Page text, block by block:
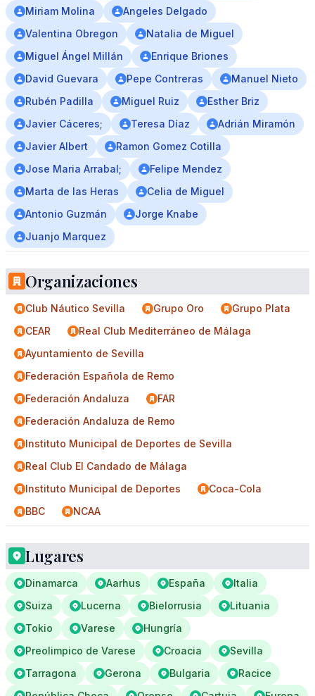
Miriam Molina
Angeles Delgado
Valentina Obregon
Natalia de Miguel
Miguel Ángel Millán
Enrique Briones
David Guevara
Pepe Contreras
Manuel Nieto
Rubén Padilla
Miguel Ruiz
Esther Briz
Javier Cáceres;
Teresa Díaz
Adrián Miramón
Javier Albert
Ramon Gomez Cotilla
Jose Maria Arrabal;
Felipe Mendez
Marta de las Heras
Celia de Miguel
Antonio Guzmán
Jorge Knabe
Juanjo Marquez
Organizaciones
Club Náutico Sevilla Grupo Oro
Grupo Plata
CEAR
Real Club Mediterráneo de Málaga
Ayuntamiento de Sevilla
Federación Española de Remo
Federación Andaluza
FAR
Federación Andaluza de Remo
Instituto Municipal de Deportes de Sevilla
Real Club El Candado de Málaga
Instituto Municipal de Deportes
Coca-Cola
BBC
NCAA
Lugares
Dinamarca Aarhus España
Italia
Suiza
Lucerna Bielorrusia
Lituania
Tokio
Varese
Hungría
Preolimpico de Varese
Croacia
Sevilla
Tarragona
Gerona Bulgaria
Racice